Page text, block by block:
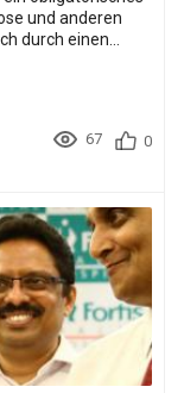
und anderen
durch einen
Diese
Ihre beiden
nur eine Woche
67 0